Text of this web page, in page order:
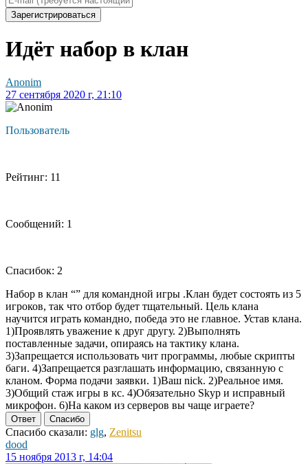
Зарегистрироваться
Идёт набор в клан
Anonim
27 сентября 2020 г, 21:10
Пользователь
Рейтинг: 11
Сообщений: 1
Спасибок: 2
Набор в клан “” для командной игры .Клан будет состоять из 5
игроков, так что отбор будет тщательный. Цель клана
научится играть командно, победа это не главное. Устав клана.
1)Проявлять уважение к друг другу. 2)Выполнять
поставленные задачи, опираясь на тактику клана.
3)Запрещается использовать чит программы, любые скрипты
баги. 4)Запрещается разглашать информацию, связанную с
кланом. Форма подачи заявки. 1)Ваш nick. 2)Реальное имя.
3)Общий стаж игры в кс. 4)Обязательно Skyp и исправный
микрофон. 6)На каком из серверов вы чаще играете?
Ответ Спасибо
Спасибо сказали: glg, Zenitsu
dood
15 ноября 2013 г, 14:04